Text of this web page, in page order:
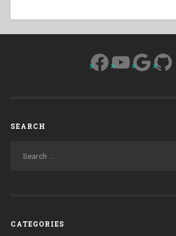
Facebook
SEARCH
CATEGORIES